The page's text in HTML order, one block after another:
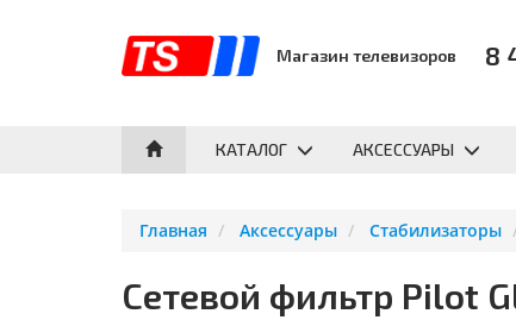
Магазин телевизоров 8
КАТАЛОГ АКСЕССУАРЫ
Главная Аксессуары Стабилизаторы
Сетевой фильтр Pilot